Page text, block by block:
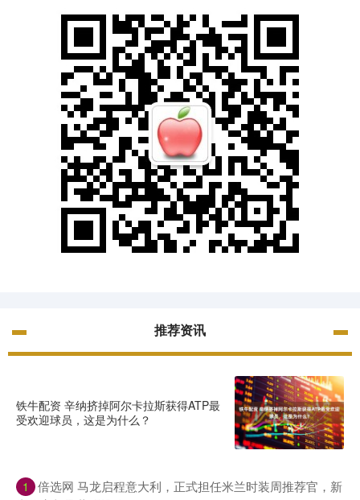
推荐资讯
铁牛配资 辛纳挤掉阿尔卡拉斯获得ATP最
受欢迎球员，这是为什么？
1
倍选网 马龙启程意大利，正式担任米兰时装周推荐官，新